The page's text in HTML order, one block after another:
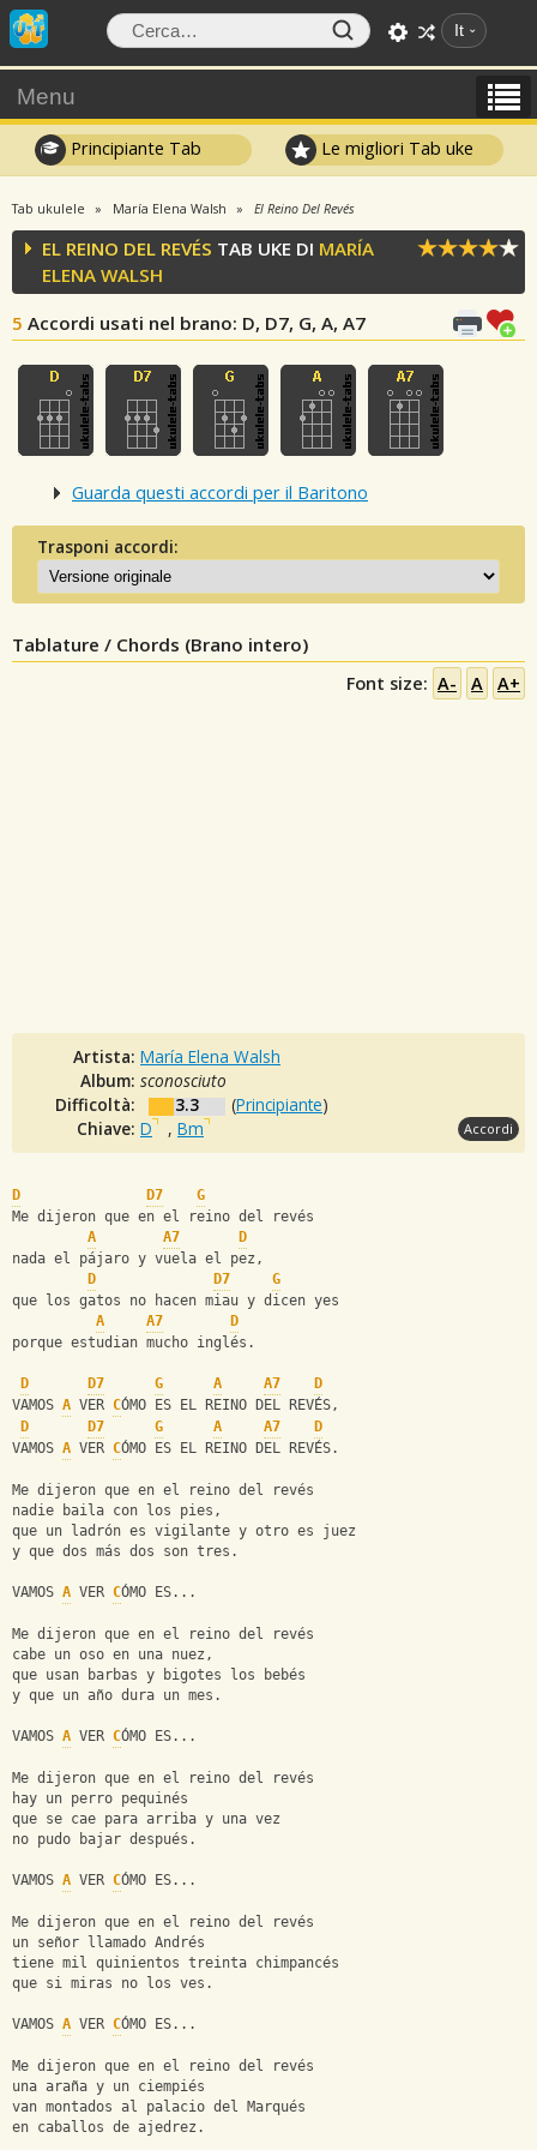
It
Menu
Principiante Tab Le migliori Tab uke
Tab ukulele María Elena Walsh El Reino Del Revés
EL REINO DEL REVÉS TAB UKE DI MARÍA
ELENA WALSH
5 Accordi usati nel brano: D, D7, G, A, A7
Guarda questi accordi per il Baritono
Trasponi accordi:
Tablature / Chords (Brano intero)
Font size: A- A A+
Artista: María Elena Walsh
Album: sconosciuto
Difficoltà:
3.3 (Principiante)
Chiave: D , Bm Accordi
D D7
G
Me dijeron que en el reino del revés
A
A7
D
nada el pájaro y vuela el pez,
D
D7
G
que los gatos no hacen miau y dicen yes
A
A7
D
porque estudian mucho inglés.
D D7 G A A7
D
VAMOS A VER CÓMO ES EL REINO DEL REVÉS,
D
D7 G A A7
D
VAMOS A VER CÓMO ES EL REINO DEL REVÉS.
Me dijeron que en el reino del revés
nadie baila con los pies,
que un ladrón es vigilante y otro es juez
y que dos más dos son tres.
VAMOS A VER CÓMO ES...
Me dijeron que en el reino del revés
cabe un oso en una nuez,
que usan barbas y bigotes los bebés
y que un año dura un mes.
VAMOS A VER CÓMO ES...
Me dijeron que en el reino del revés
hay un perro pequinés
que se cae para arriba y una vez
no pudo bajar después.
VAMOS A VER CÓMO ES...
Me dijeron que en el reino del revés
un señor llamado Andrés
tiene mil quinientos treinta chimpancés
que si miras no los ves.
VAMOS A VER CÓMO ES...
Me dijeron que en el reino del revés
una araña y un ciempiés
van montados al palacio del Marqués
en caballos de ajedrez.